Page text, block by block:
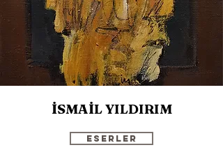
İSMAİL YILDIRIM
Eserler